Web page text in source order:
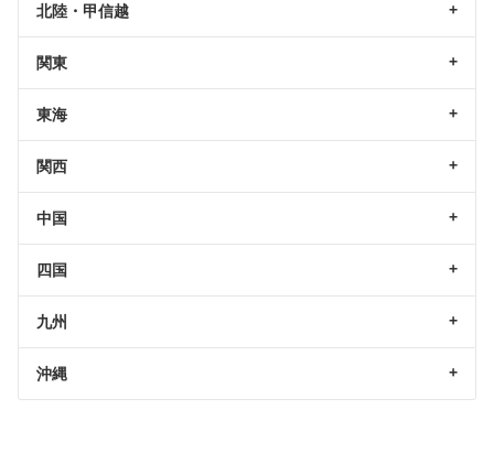
北陸・甲信越
関東
東海
関西
中国
四国
九州
沖縄